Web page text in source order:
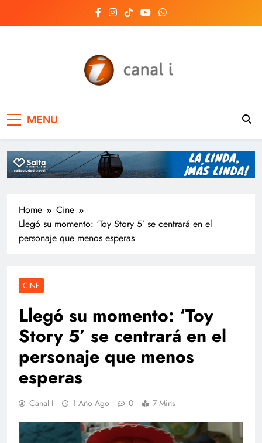
Salta, Argentina y el
mundo, las 24 horas
del día
MENU
Home
Cine
Llegó su momento: ‘Toy Story 5’ se centrará en el
personaje que menos esperas
CINE
Llegó su momento: ‘Toy
Story 5’ se centrará en el
personaje que menos
esperas
Canal I 1 Año Ago 0 7 Mins